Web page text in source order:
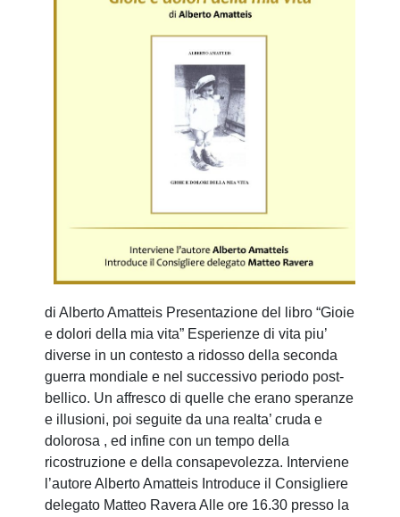
di Alberto Amatteis Presentazione del libro “Gioie
e dolori della mia vita” Esperienze di vita piu’
diverse in un contesto a ridosso della seconda
guerra mondiale e nel successivo periodo post-
bellico. Un affresco di quelle che erano speranze
e illusioni, poi seguite da una realta’ cruda e
dolorosa , ed infine con un tempo della
ricostruzione e della consapevolezza. Interviene
l’autore Alberto Amatteis Introduce il Consigliere
delegato Matteo Ravera Alle ore 16.30 presso la